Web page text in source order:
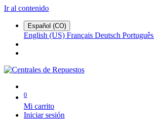
Ir al contenido
Español (CO)
English (US) Français Deutsch Português
0
Mi carrito
Iniciar sesión